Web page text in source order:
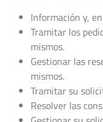
Información y,
Tramitar los
mismos.
Gestionar las
mismos.
Tramitar su
Resolver las